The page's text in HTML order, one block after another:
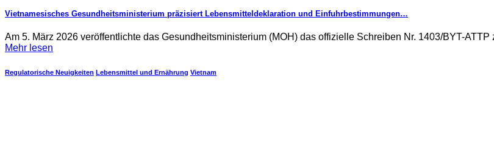
Vietnamesisches Gesundheitsministerium präzisiert Lebensmitteldeklaration und Einfuhrbestimmungen…
Am 5. März 2026 veröffentlichte das Gesundheitsministerium (MOH) das offizielle Schreiben Nr. 1403/BYT-
Mehr lesen
Regulatorische Neuigkeiten Lebensmittel und Ernährung Vietnam